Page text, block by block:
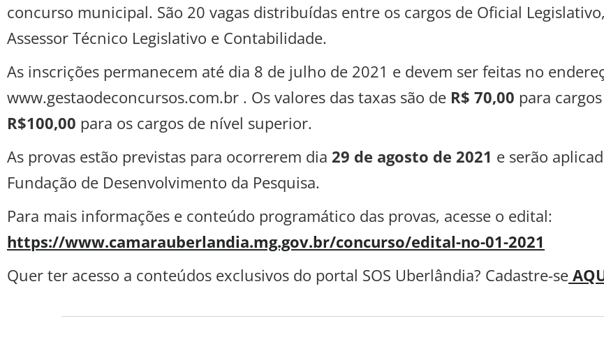
concurso municipal. São 20 vagas distribuídas entre os cargos de Oficial
Assessor Técnico Legislativo e Contabilidade.
As inscrições permanecem até dia 8 de julho de 2021 e devem ser feitas no
www.gestaodeconcursos.com.br . Os valores das taxas são de R$ 70,00 para
R$100,00 para os cargos de nível superior.
As provas estão previstas para ocorrerem dia 29 de agosto de 2021 e serão
Fundação de Desenvolvimento da Pesquisa.
Para mais informações e conteúdo programático das provas, acesse o edital:
https://www.camarauberlandia.mg.gov.br/concurso/edital-no-01-2021
Quer ter acesso a conteúdos exclusivos do portal SOS Uberlândia? Cadastre-se